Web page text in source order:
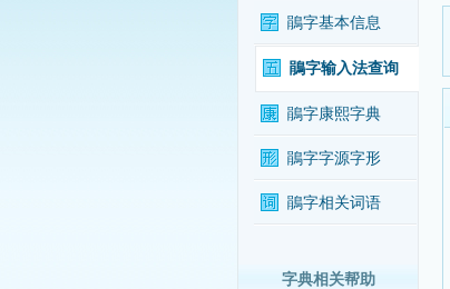
鵑字基本信息
鵑字输入法查询
鵑字康熙字典
鵑字字源字形
鵑字相关词语
字典相关帮助